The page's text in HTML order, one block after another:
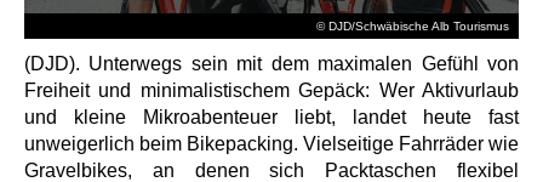
© DJD/Schwäbische Alb Tourismus
(DJD). Unterwegs sein mit dem maximalen Gefühl von
Freiheit und minimalistischem Gepäck: Wer Aktivurlaub
und kleine Mikroabenteuer liebt, landet heute fast
unweigerlich beim Bikepacking. Vielseitige Fahrräder wie
Gravelbikes, an denen sich Packtaschen flexibel